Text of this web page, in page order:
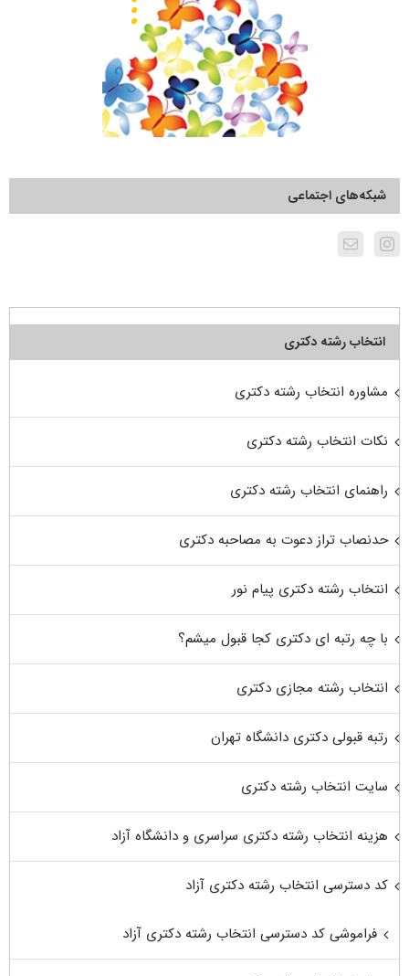
شبکه‌های اجتماعی
انتخاب رشته دکتری
مشاوره انتخاب رشته دکتری
نکات انتخاب رشته دکتری
راهنمای انتخاب رشته دکتری
حدنصاب تراز دعوت به مصاحبه دکتری
انتخاب رشته دکتری پیام نور
با چه رتبه ای دکتری کجا قبول میشم؟
انتخاب رشته مجازی دکتری
رتبه قبولی دکتری دانشگاه تهران
سایت انتخاب رشته دکتری
هزینه انتخاب رشته دکتری سراسری و دانشگاه آزاد
کد دسترسی انتخاب رشته دکتری آزاد
فراموشی کد دسترسی انتخاب رشته دکتری آزاد